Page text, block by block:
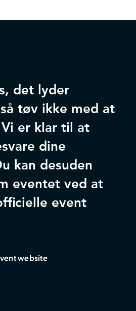
det lyder
tøv ikke med at
er klar til at
dine
kan desuden
eventet ved at
event
website